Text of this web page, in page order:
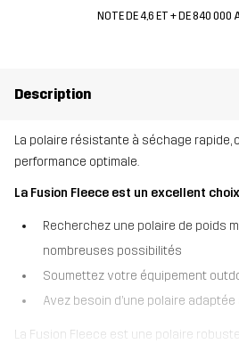
NOTE DE 4,6 ET + DE 840 000
Description
La polaire résistante à séchage rapide,
performance optimale.
La Fusion Fleece est un excellent
Recherchez une polaire de poids
nombreuses possibilités
Soumettez votre équipement
Avez besoin d’une polaire
La Fusion Fleece est une polaire